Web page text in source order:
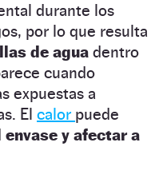
durante los
por lo que resulta
de agua dentro
cuando
expuestas a
El calor puede
y afectar a